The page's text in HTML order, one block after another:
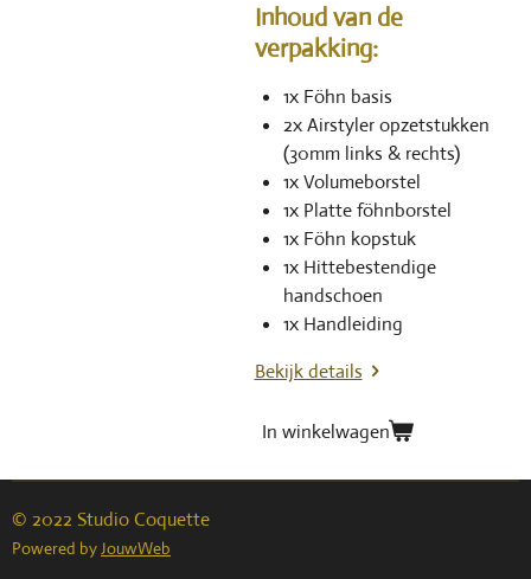
Inhoud van de
verpakking:
1x Föhn basis
2x Airstyler opzetstukken
(30mm links & rechts)
1x Volumeborstel
1x Platte föhnborstel
1x Föhn kopstuk
1x Hittebestendige
handschoen
1x Handleiding
Bekijk details
In winkelwagen
© 2022 Studio Coquette
Powered byJouwWeb